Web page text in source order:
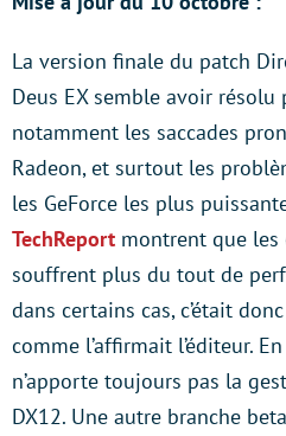
La version finale du patch
Deus EX semble avoir
notamment les saccades
Radeon, et surtout les
les GeForce les plus
TechReport montrent que les
souffrent plus du tout de
dans certains cas, c’était
comme l’affirmait l’éditeur.
n’apporte toujours pas la
DX12. Une autre branche